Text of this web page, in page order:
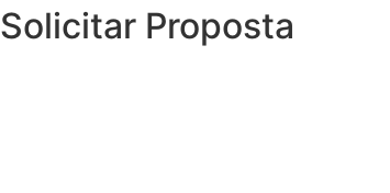
Solicitar Proposta